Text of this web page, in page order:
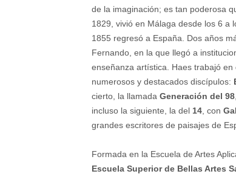
de la imaginación; es tan poderosa
1829, vivió en Málaga desde los 6 a
1855 regresó a España. Dos años
Fernando, en la que llegó a
enseñanza artística. Haes trabajó
numerosos y destacados discípulos:
cierto, la llamada Generación del 98
incluso la siguiente, la del 14 , con
grandes escritores de paisajes de
Formada en la Escuela de Artes
Escuela Superior de Bellas Artes